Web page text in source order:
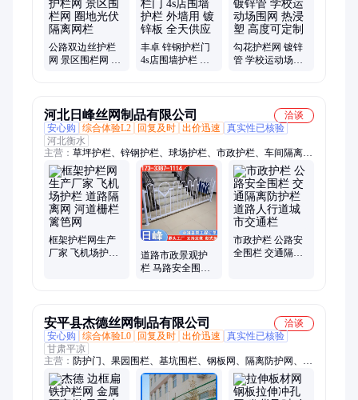
公路双边丝护栏
网 景区围栏网 圈
丰卓 锌钢护栏门
4s店围墙护栏 外
勾花护栏网 镀锌
管 学校运动场围
河北日峰丝网制品有限公司
洽谈
安心购
综合体验L2 回复及时 出价迅速
真实性已核验
河北衡水
主营： 草坪护栏、锌钢护栏、球场护栏、市政护栏、车间隔离
网、冲孔车间隔离网、框网护栏、桥梁护栏、花坛围栏
框架护栏网生产
厂家 飞机场护栏
道路市政景观护
栏 马路安全围栏
市政护栏 公路安
全围栏 交通隔离
安平县杰德丝网制品有限公司
洽谈
安心购
综合体验L0 回复及时 出价迅速
真实性已核验
甘肃平凉
主营： 防护门、果园围栏、基坑围栏、钢板网、隔离防护网、监
狱防护网、公路护栏网、小区防护栏、施工临时围挡